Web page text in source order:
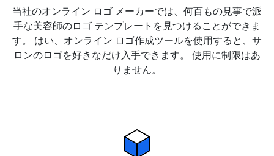
当社のオンライン ロゴ メーカーでは、何百もの見事で派
手な美容師のロゴ テンプレートを見つけることができま
す。 はい、オンライン ロゴ作成ツールを使用すると、サ
ロンのロゴを好きなだけ入手できます。 使用に制限はあ
りません。